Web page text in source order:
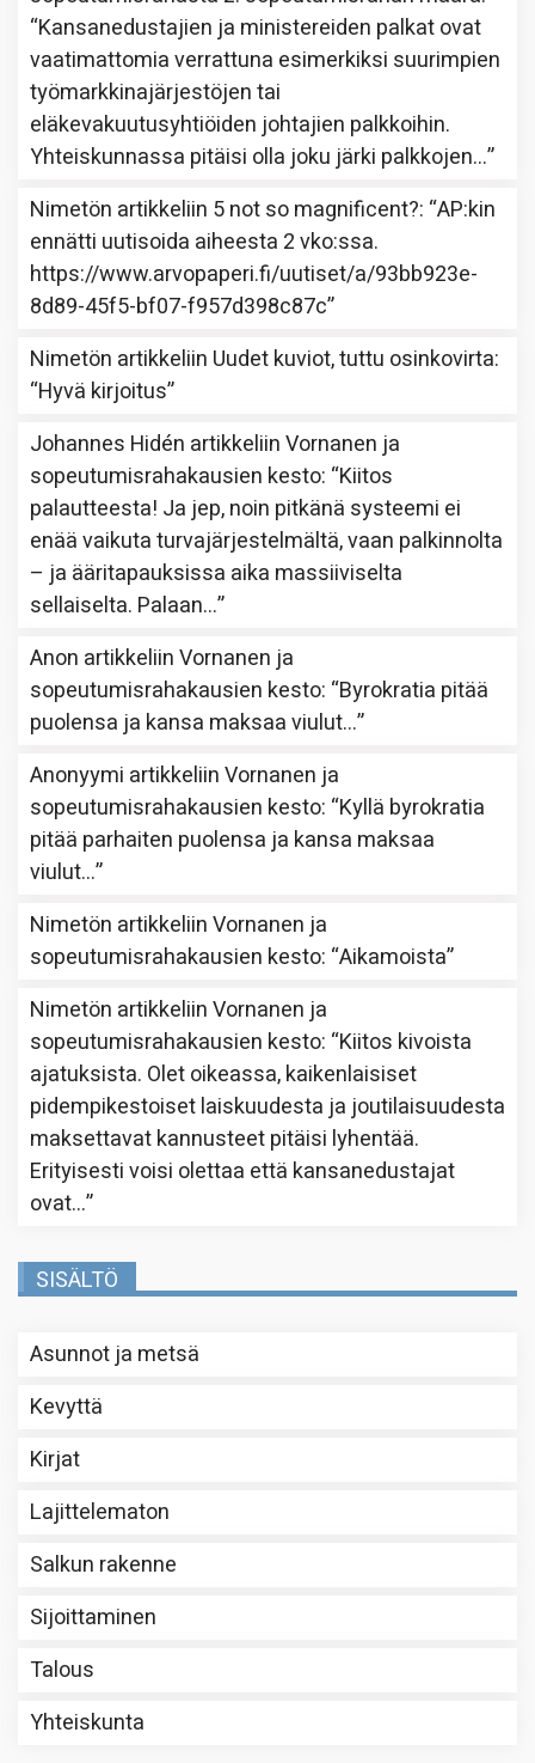
“Kansanedustajien ja ministereiden palkat ovat
vaatimattomia verrattuna esimerkiksi suurimpien
työmarkkinajärjestöjen tai
eläkevakuutusyhtiöiden johtajien palkkoihin.
Yhteiskunnassa pitäisi olla joku järki palkkojen…”
Nimetön artikkeliin 5 not so magnificent?: “AP:kin
ennätti uutisoida aiheesta 2 vko:ssa.
https://www.arvopaperi.fi/uutiset/a/93bb923e-
8d89-45f5-bf07-f957d398c87c”
Nimetön artikkeliin Uudet kuviot, tuttu osinkovirta:
“Hyvä kirjoitus”
Johannes Hidén artikkeliinVornanen ja
sopeutumisrahakausien kesto: “Kiitos
palautteesta! Ja jep, noin pitkänä systeemi ei
enää vaikuta turvajärjestelmältä, vaan palkinnolta
– ja ääritapauksissa aika massiiviselta
sellaiselta. Palaan…”
Anon artikkeliinVornanen ja
sopeutumisrahakausien kesto: “Byrokratia pitää
puolensa ja kansa maksaa viulut…”
Anonyymi artikkeliinVornanen ja
sopeutumisrahakausien kesto: “Kyllä byrokratia
pitää parhaiten puolensa ja kansa maksaa
viulut…”
Nimetön artikkeliinVornanen ja
sopeutumisrahakausien kesto: “Aikamoista”
Nimetön artikkeliinVornanen ja
sopeutumisrahakausien kesto: “Kiitos kivoista
ajatuksista. Olet oikeassa, kaikenlaisiset
pidempikestoiset laiskuudesta ja joutilaisuudesta
maksettavat kannusteet pitäisi lyhentää.
Erityisesti voisi olettaa että kansanedustajat
ovat…”
SISÄLTÖ
Asunnot ja metsä
Kevyttä
Kirjat
Lajittelematon
Salkun rakenne
Sijoittaminen
Talous
Yhteiskunta